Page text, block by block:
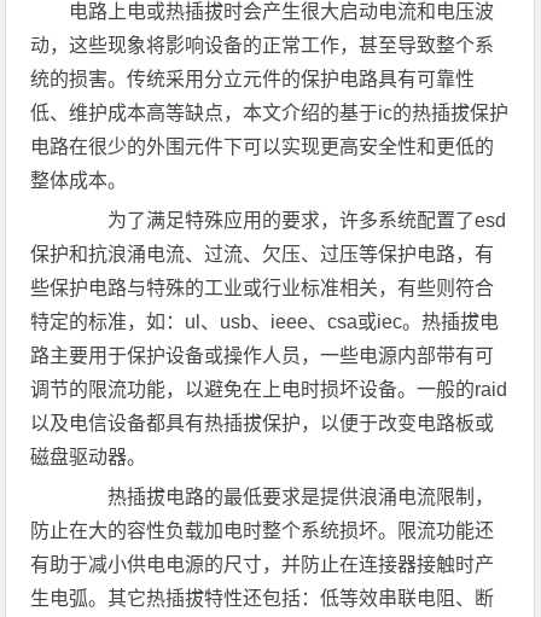
电路上电或热插拔时会产生很大启动电流和电压波
动，这些现象将影响设备的正常工作，甚至导致整个系
统的损害。传统采用分立元件的保护电路具有可靠性
低、维护成本高等缺点，本文介绍的基于ic的热插拔保护
电路在很少的外围元件下可以实现更高安全性和更低的
整体成本。
为了满足特殊应用的要求，许多系统配置了esd
保护和抗浪涌电流、过流、欠压、过压等保护电路，有
些保护电路与特殊的工业或行业标准相关，有些则符合
特定的标准，如：ul、usb、ieee、csa或iec。热插拔电
路主要用于保护设备或操作人员，一些电源内部带有可
调节的限流功能，以避免在上电时损坏设备。一般的raid
以及电信设备都具有热插拔保护，以便于改变电路板或
磁盘驱动器。
热插拔电路的最低要求是提供浪涌电流限制，
防止在大的容性负载加电时整个系统损坏。限流功能还
有助于减小供电电源的尺寸，并防止在连接器接触时产
生电弧。其它热插拔特性还包括：低等效串联电阻、断